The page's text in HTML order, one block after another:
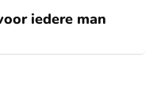
iedere man